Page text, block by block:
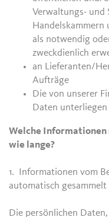
Verwaltungs- und
Handelskammern
als notwendig
zweckdienlich
an Lieferanten/
Aufträge
Die von unserer
Daten
Welche Informationen
wie lange?
1. Informationen vom
automatisch gesammelt
Die persönlichen